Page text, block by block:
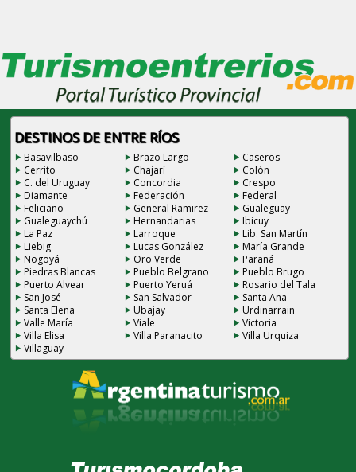
DESTINOS DE ENTRE RÍOS
Basavilbaso Brazo Largo
Caseros
Cerrito
Chajarí
Colón
C. del Uruguay
Concordia
Crespo
Diamante
Federación
Federal
Feliciano
General Ramirez
Gualeguay
Gualeguaychú
Hernandarias
Ibicuy
La Paz
Larroque
Lib. San Martín
Liebig
Lucas González
María Grande
Nogoyá
Oro Verde
Paraná
Piedras Blancas
Pueblo Belgrano
Pueblo Brugo
Puerto Alvear
Puerto Yeruá
Rosario del Tala
San José
San Salvador
Santa Ana
Santa Elena
Ubajay
Urdinarrain
Valle María
Viale
Victoria
Villa Elisa
Villa Paranacito
Villa Urquiza
Villaguay